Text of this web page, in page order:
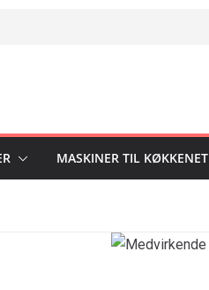
MASKINER TIL KØKKENET